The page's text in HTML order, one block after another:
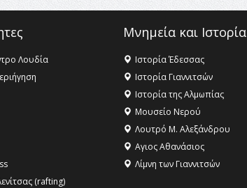
Λουδία
(rafting)
Μνημεία και Ιστορία
Ιστορία Έδεσσας
Ιστορία Γιαννιτσών
Ιστορία της Αλμωπίας
Μουσείο Νερού
Λουτρό Μ. Αλεξάνδρου
Αγιος Αθανάσιος
Λίμνη των Γιαννιτσών